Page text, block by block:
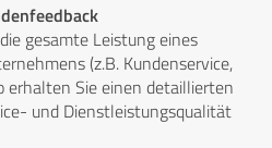
gesamte Leistung eines
(z.B. Kundenservice,
erhalten Sie einen detaillierten
und Dienstleistungsqualität